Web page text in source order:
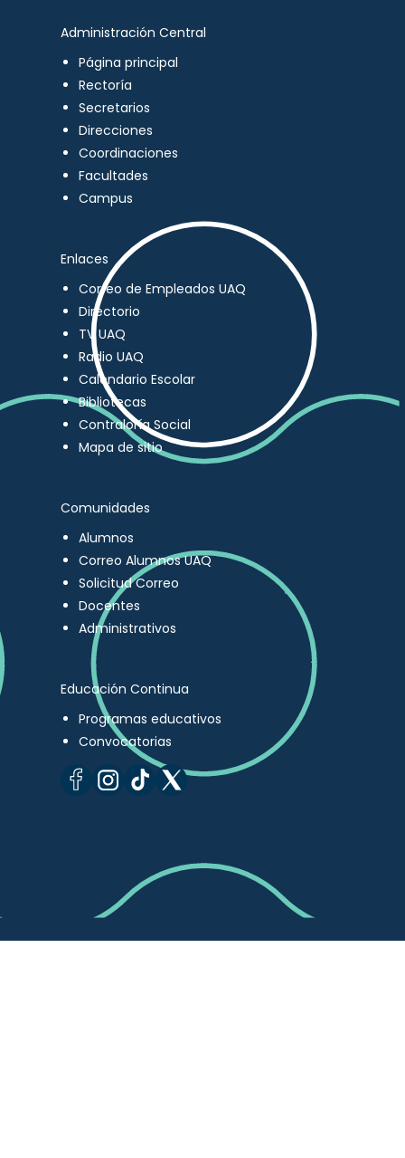
Administración Central
Página principal
Rectoría
Secretarios
Direcciones
Coordinaciones
Facultades
Campus
Enlaces
Correo de Empleados UAQ
Directorio
TV UAQ
Radio UAQ
Calendario Escolar
Bibliotecas
Contraloría Social
Mapa de sitio
Comunidades
Alumnos
Correo Alumnos UAQ
Solicitud Correo
Docentes
Administrativos
Educación Continua
Programas educativos
Convocatorias